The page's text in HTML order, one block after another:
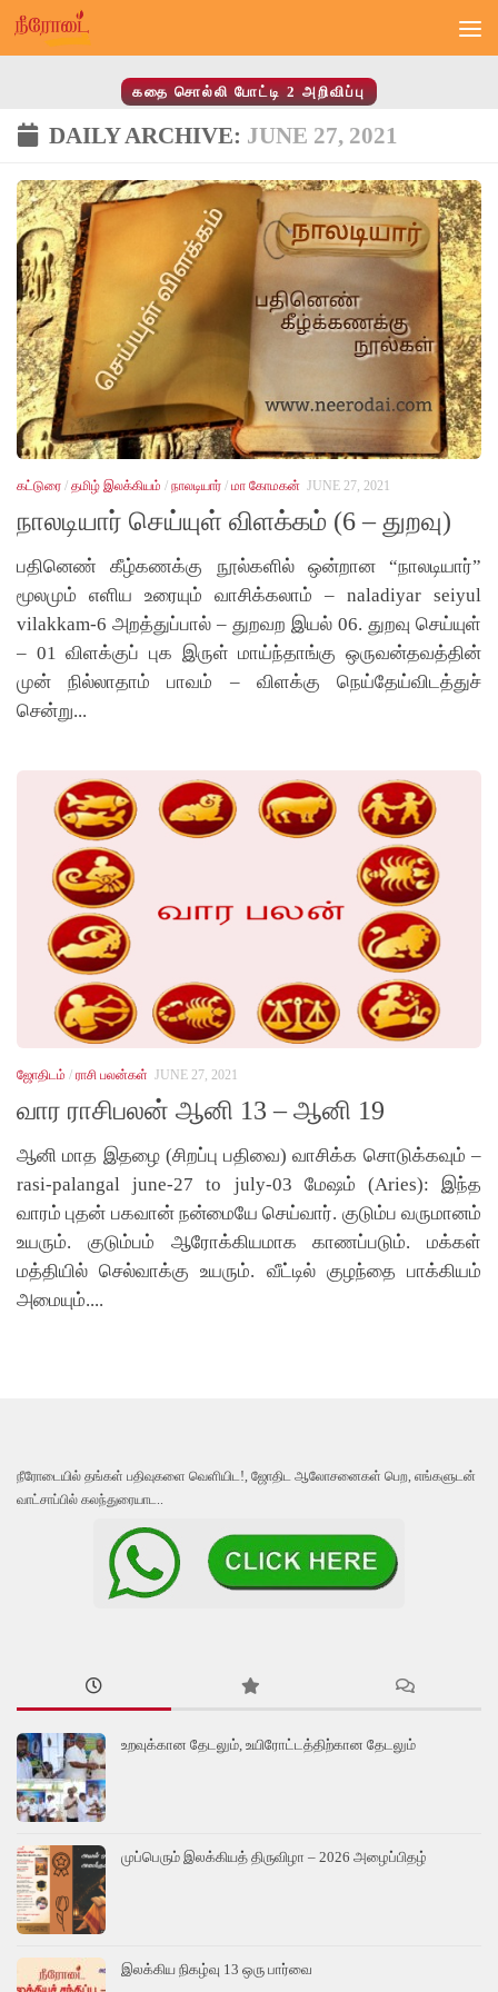
Skip to content
கதை சொல்லி போட்டி 2 அறிவிப்பு
DAILY ARCHIVE: JUNE 27, 2021
கட்டுரை / தமிழ் இலக்கியம் / நாலடியார் / மா கோமகன் JUNE 27, 2021
நாலடியார் செய்யுள் விளக்கம் (6 – துறவு)
பதினெண் கீழ்கணக்கு நூல்களில் ஒன்றான “நாலடியார்”
மூலமும் எளிய உரையும் வாசிக்கலாம் – naladiyar seiyul
vilakkam-6 அறத்துப்பால் – துறவற இயல் 06. துறவு செய்யுள்
– 01 விளக்குப் புக இருள் மாய்ந்தாங்கு ஒருவன்தவத்தின்
முன் நில்லாதாம் பாவம் – விளக்கு நெய்தேய்விடத்துச்
சென்று...
ஜோதிடம் / ராசி பலன்கள் JUNE 27, 2021
வார ராசிபலன் ஆனி 13 – ஆனி 19
ஆனி மாத இதழை (சிறப்பு பதிவை) வாசிக்க சொடுக்கவும் –
rasi-palangal june-27 to july-03 மேஷம் (Aries): இந்த
வாரம் புதன் பகவான் நன்மையே செய்வார். குடும்ப வருமானம்
உயரும். குடும்பம் ஆரோக்கியமாக காணப்படும். மக்கள்
மத்தியில் செல்வாக்கு உயரும். வீட்டில் குழந்தை பாக்கியம்
அமையும்....
நீரோடையில் தங்கள் பதிவுகளை வெளியிட!, ஜோதிட ஆலோசனைகள் பெற, எங்களுடன்
வாட்சாப்பில் கலந்துரையாட..
உறவுக்கான தேடலும், உயிரோட்டத்திற்கான தேடலும்
முப்பெரும் இலக்கியத் திருவிழா – 2026 அழைப்பிதழ்
இலக்கிய நிகழ்வு 13 ஒரு பார்வை